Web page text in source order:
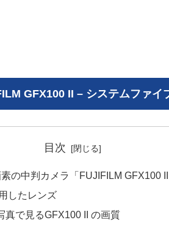
GFX100 II – システムファイ
目次
の中判カメラ「FUJIFILM GFX100 II
したレンズ
真で見るGFX100 II の画質